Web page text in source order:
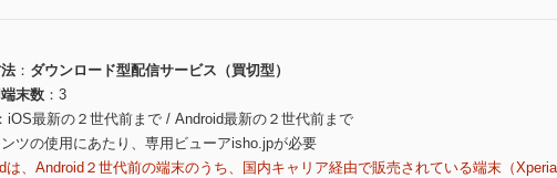
ダウンロード型配信サービス（買切型）
末数
3
iOS最新の２世代前まで / Android最新の２世代前まで
ツの使用にあたり、専用ビューアisho.jpが必要
、Android２世代前の端末のうち、国内キャリア経由で販売されている端末（Xperia